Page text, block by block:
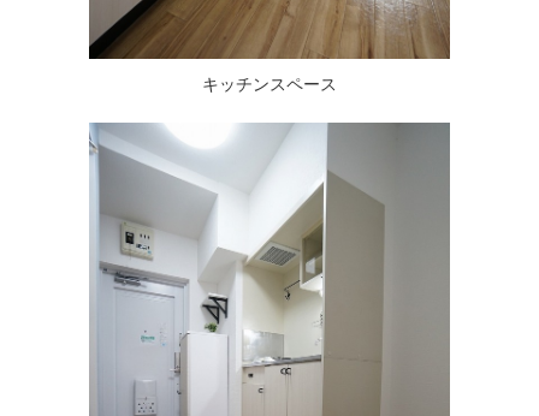
キッチンスペース